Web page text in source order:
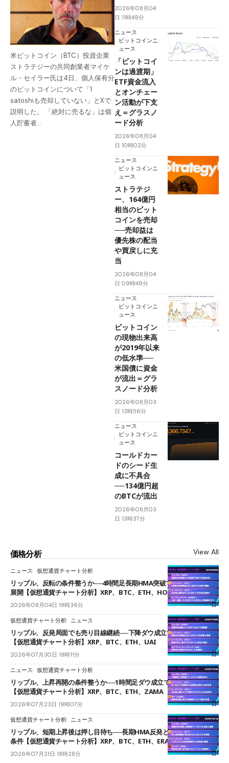
米ビットコイン（BTC）投資企業
ストラテジーの共同創業者マイケ
ル・セイラー氏は4日、個人保有分
のビットコインについて「1
satoshiも売却していない」とXで
説明した。 「絶対に売るな」は個
人貯蓄者…
2026年08月04
日 11時49分
ニュース
ビットコインニ
ュース
「ビットコイ
ンは過渡期」
ETF資金流入
とオンチェー
ン活動が下支
え＝グラスノ
ード分析
2026年08月04
日 10時02分
ニュース
ビットコインニ
ュース
ストラテジ
ー、164億円
相当のビット
コインを売却
──売却益は
優先株の配当
や買戻しに充
当
2026年08月04
日 09時49分
ニュース
ビットコインニ
ュース
ビットコイン
の現物出来高
が2019年以来
の低水準──
米国債に資金
が流出＝グラ
スノード分析
2026年08月03
日 13時56分
ニュース
ビットコインニ
ュース
コールドカー
ドのシード生
成に不具合
──134億円超
のBTCが流出
2026年08月03
日 13時37分
価格分析 View All
ニュース 仮想通貨チャート分析
リップル、反転の条件整うか──4時間足長期HMA突破で雲下端を目指す
展開【仮想通貨チャート分析】XRP、BTC、ETH、HOME
2026年08月04日 18時36分
仮想通貨チャート分析 ニュース
リップル、反発局面でも売り目線継続──下降ダウ成立で下値追う展開
【仮想通貨チャート分析】XRP、BTC、ETH、UAI
2026年07月30日 18時11分
ニュース 仮想通貨チャート分析
リップル、上昇再開の条件整うか──1時間足ダウ成立で1.185ドルを狙う
【仮想通貨チャート分析】XRP、BTC、ETH、ZAMA
2026年07月23日 19時07分
仮想通貨チャート分析 ニュース
リップル、短期上昇後は押し目待ち──長期HMA反発と雲上抜けが買い
条件【仮想通貨チャート分析】XRP、BTC、ETH、ERA
2026年07月21日 18時28分